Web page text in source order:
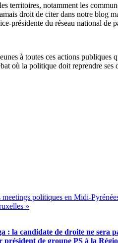
territoires, notamment les
droit de citer dans notre blog
présidente du réseau national de
à toutes ces actions
où la politique doit reprendre ses
meetings politiques en Midi-
»
: la candidate de droite ne sera
de groupe PS à la